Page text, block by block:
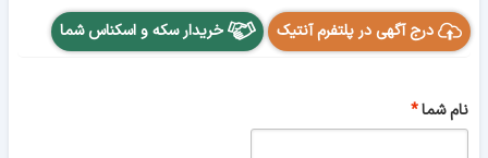
درج آگهی در پلتفرم آنتیک خریدار سکه و اسکناس شما
نام شما